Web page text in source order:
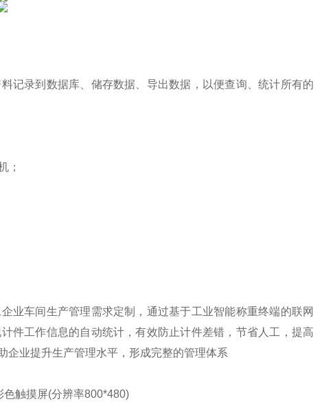
记录到数据库、储存数据、导出数据，以便查询、统计所有的
；
业车间生产管理需求定制，通过基于工业智能称重终端的联网
件工作信息的自动统计，有效防止计件差错，节省人工，提高
企业提升生产管理水平，形成完整的管理体系
色触摸屏(分辨率800*480)